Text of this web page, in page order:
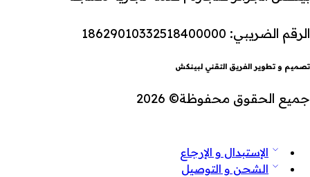
الرقم الضريبي: 18629010332518400000
تصميم و تطوير الفريق التقني لبينكش
جميع الحقوق محفوظة© 2026
الإستبدال و الإرجاع
الشحن و التوصيل